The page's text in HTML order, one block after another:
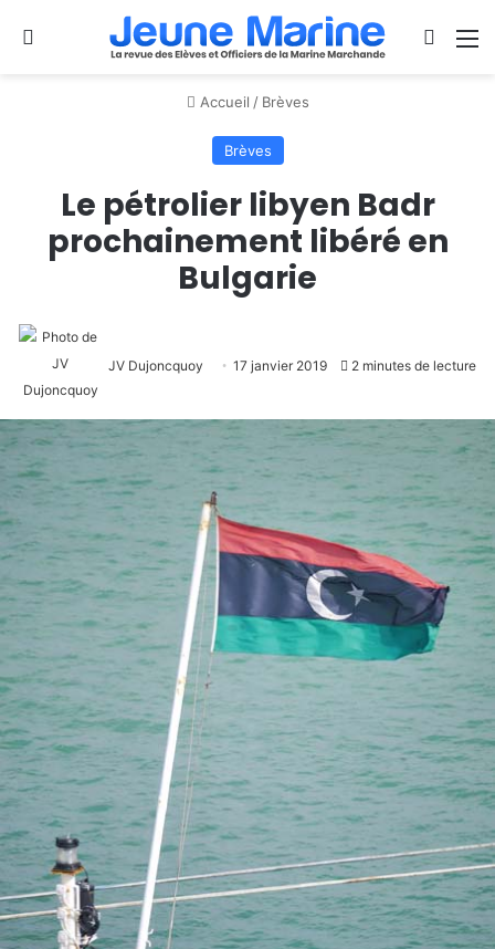
Se connecter
Accueil / Brèves
Brèves
Le pétrolier libyen Badr
prochainement libéré en
Bulgarie
JV Dujoncquoy 17 janvier 2019 2 minutes de lecture